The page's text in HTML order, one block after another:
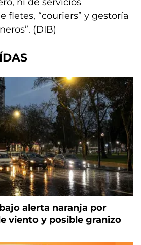
fletes, “couriers” y gestoría
(DIB)
alerta naranja por
viento y posible granizo